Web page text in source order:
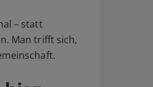
– statt
Man trifft sich,